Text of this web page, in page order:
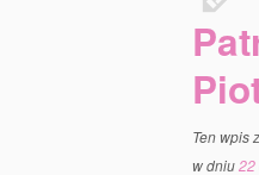
Ten wpis
w dniu22